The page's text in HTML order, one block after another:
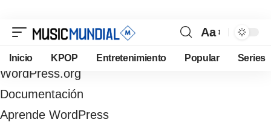
Acceder
WordPress.org
Documentación
Aprende WordPress
Aa
Inicio KPOP Entretenimiento Popular Series